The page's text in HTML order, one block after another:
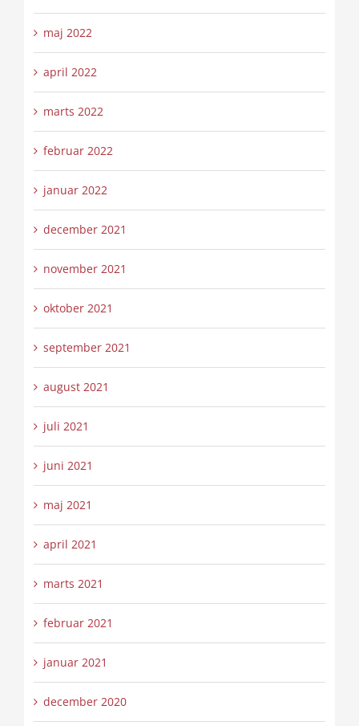
maj 2022
april 2022
marts 2022
februar 2022
januar 2022
december 2021
november 2021
oktober 2021
september 2021
august 2021
juli 2021
juni 2021
maj 2021
april 2021
marts 2021
februar 2021
januar 2021
december 2020